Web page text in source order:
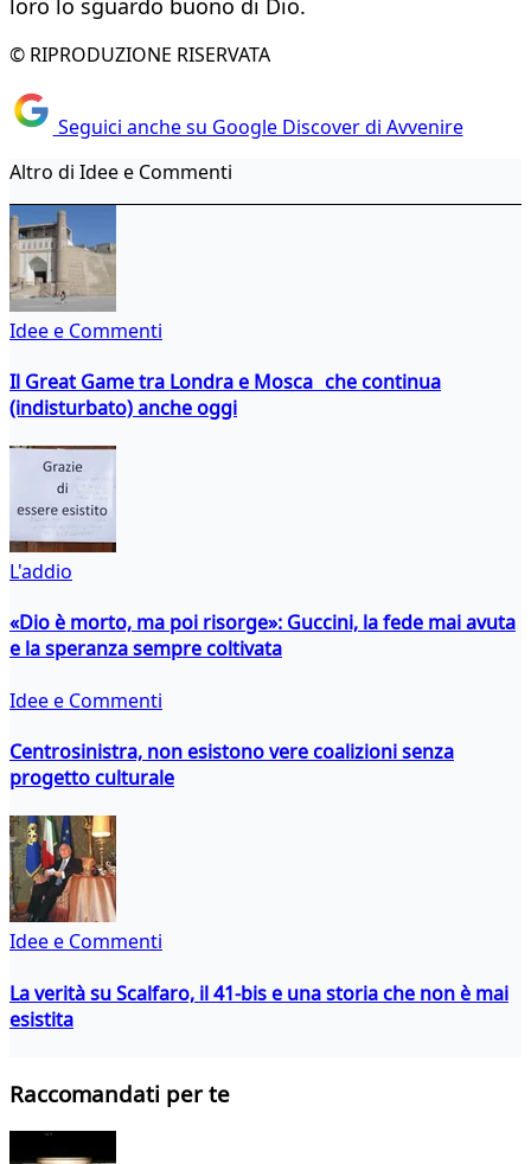
loro lo sguardo buono di Dio.
© RIPRODUZIONE RISERVATA
Seguici anche su Google Discover di Avvenire
Altro di Idee e Commenti
Idee e Commenti
Il Great Game tra Londra e Mosca che continua
(indisturbato) anche oggi
L'addio
«Dio è morto, ma poi risorge»: Guccini, la fede mai avuta
e la speranza sempre coltivata
Idee e Commenti
Centrosinistra, non esistono vere coalizioni senza
progetto culturale
Idee e Commenti
La verità su Scalfaro, il 41-bis e una storia che non è mai
esistita
Raccomandati per te